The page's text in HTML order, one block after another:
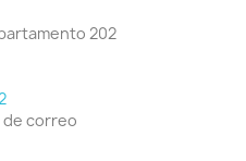
202
de correo